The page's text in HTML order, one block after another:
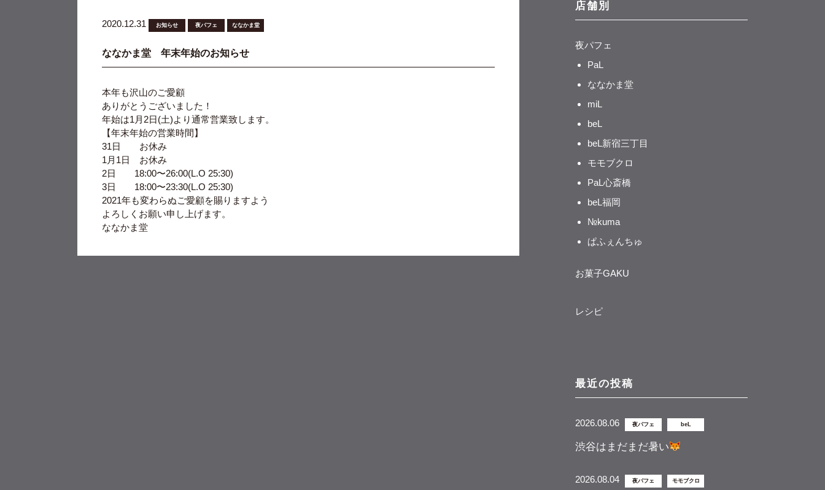
2020.12.31 お知らせ 夜パフェ ななかま堂
ななかま堂 年末年始のお知らせ
本年も沢山のご愛顧
ありがとうございました！
年始は1月2日(土)より通常営業致します。
【年末年始の営業時間】
31日 お休み
1月1日 お休み
2日 18:00〜26:00(L.O 25:30)
3日 18:00〜23:30(L.O 25:30)
2021年も変わらぬご愛顧を賜りますよう
よろしくお願い申し上げます。
ななかま堂
店舗別
夜パフェ
PaL
ななかま堂
miL
beL
beL新宿三丁目
モモブクロ
PaL心斎橋
beL福岡
№kuma
ぱふぇんちゅ
お菓子GAKU
レシピ
最近の投稿
2026.08.06 夜パフェ beL
渋谷はまだまだ暑い
2026.08.04 夜パフェ モモブクロ